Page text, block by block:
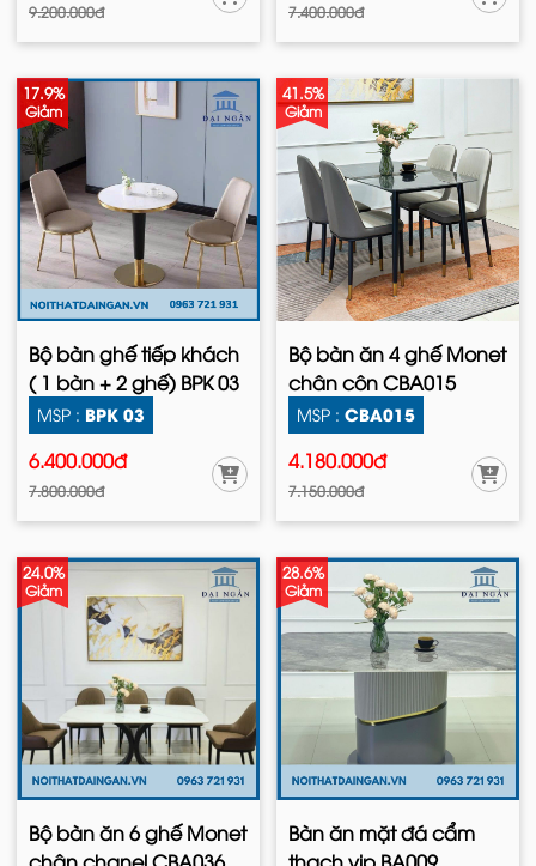
9.200.000đ 7.400.000đ
17.9%
Giảm
Bộ bàn ghế tiếp khách
( 1 bàn + 2 ghế) BPK 03
MSP : BPK 03
6.400.000đ
7.800.000đ
41.5%
Giảm
Bộ bàn ăn 4 ghế Monet
chân côn CBA015
MSP : CBA015
4.180.000đ
7.150.000đ
24.0%
Giảm
Bộ bàn ăn 6 ghế Monet
28.6%
Giảm
Bàn ăn mặt đá cẩm